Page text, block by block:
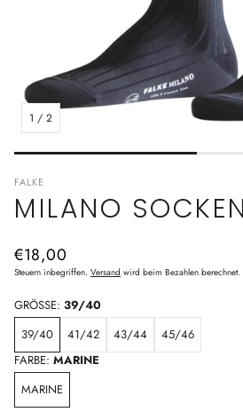
1 / 2
FALKE
MILANO
Normaler
Preis
€18,00
Steuern inbegriffen. Versand wird beim Bezahlen berechnet.
GRÖSSE: 39/40
39/40
41/42 43/44
45/46
FARBE: MARINE
MARINE